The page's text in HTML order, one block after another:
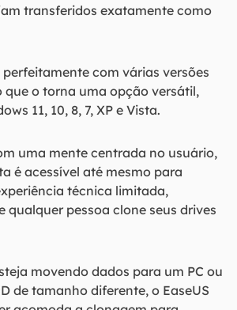
transferidos exatamente como
com várias versões
que o torna uma opção versátil,
11, 10, 8, 7, XP e Vista.
uma mente centrada no usuário,
é acessível até mesmo para
técnica limitada,
qualquer pessoa clone seus drives
movendo dados para um PC ou
de tamanho diferente, o EaseUS